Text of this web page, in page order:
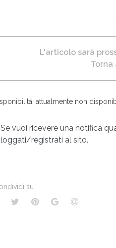
L'articolo sarà
Torna
attualmente non
Se vuoi ricevere una notifica
loggati/registrati al sito.
su